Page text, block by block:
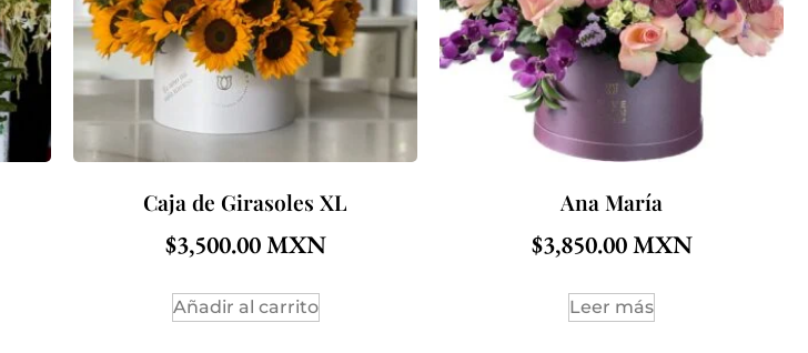
Caja de Girasoles XL
$3,500.00
Añadir al carrito
Ana María
$3,850.00
Leer más